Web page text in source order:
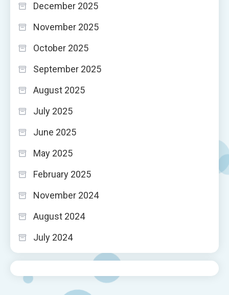
December 2025
November 2025
October 2025
September 2025
August 2025
July 2025
June 2025
May 2025
February 2025
November 2024
August 2024
July 2024